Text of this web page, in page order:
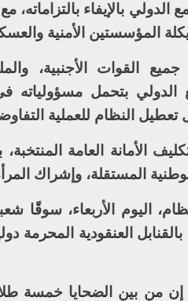
الدولي بالإيفاء
المؤسستين الأمنية
القوات الأجنبية،
الدولي بتحمل
تعطيل النظام للعملية
الأمانة العامة
المستقلة، وإشراك
اليوم الأربعاء،
العنقودية المحرمة
إن من بين الضحايا خمسة